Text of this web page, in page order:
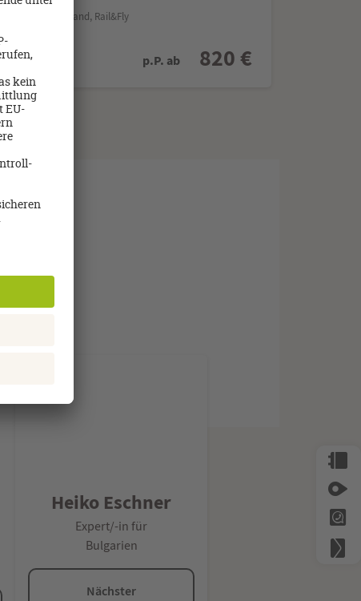
ab/bis Deutschland, Rail&Fly
p.P. ab 820 €
Heiko Eschner
Expert/-in für
Bulgarien
Nächster